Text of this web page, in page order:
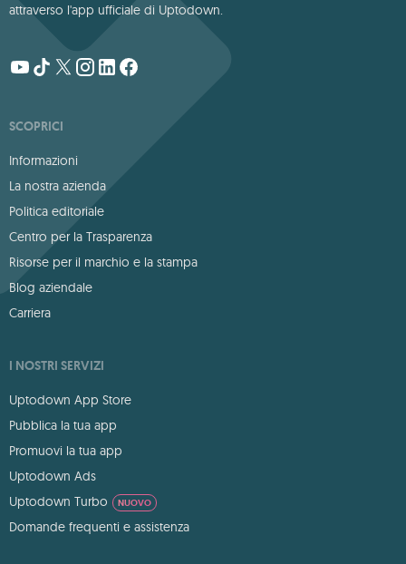
attraverso l'app ufficiale di Uptodown.
SCOPRICI
Informazioni
La nostra azienda
Politica editoriale
Centro per la Trasparenza
Risorse per il marchio e la stampa
Blog aziendale
Carriera
I NOSTRI SERVIZI
Uptodown App Store
Pubblica la tua app
Promuovi la tua app
Uptodown Ads
Uptodown Turbo
NUOVO
Domande frequenti e assistenza